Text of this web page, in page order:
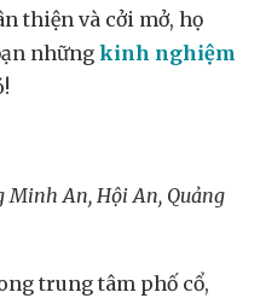
thiện và cởi mở, họ
những kinh nghiệm
Minh An, Hội An, Quảng
trung tâm phố cổ,